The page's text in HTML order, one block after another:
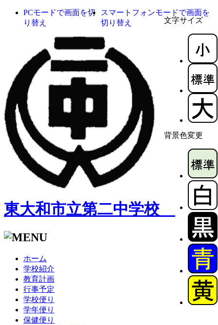
文字サイズ
背景色変更
PCモードで画面を切
り替え
スマートフォンモードで画面を
切り替え
東大和市立第二中学校
ホーム
学校紹介
教育計画
行事予定
学校便り
学年便り
保健便り